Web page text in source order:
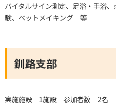
バイタルサイン測定、足浴・手浴
験、ベットメイキング 等
釧路支部
実施施設 1施設 参加者数 2名